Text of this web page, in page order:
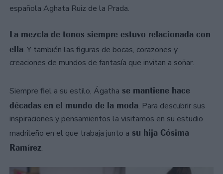
española Aghata Ruiz de la Prada.
La mezcla de tonos siempre estuvo relacionada con
ella. Y también las figuras de bocas, corazones y
creaciones de mundos de fantasía que invitan a soñar.
Siempre fiel a su estilo, Ágatha se mantiene hace
décadas en el mundo de la moda. Para descubrir sus
inspiraciones y pensamientos la visitamos en su estudio
madrileño en el que trabaja junto a su hija Cósima
Ramírez.